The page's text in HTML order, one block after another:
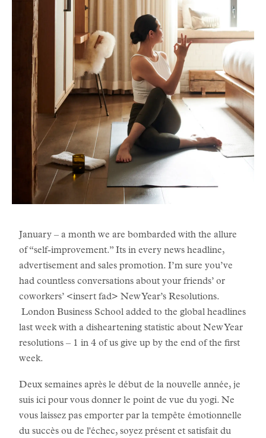
January – a month we are bombarded with the allure
of “self-improvement.” Its in every news headline,
advertisement and sales promotion. I’m sure you’ve
had countless conversations about your friends’ or
coworkers’ <insert fad> New Year’s Resolutions.
London Business School added to the global headlines
last week with a disheartening statistic about New Year
resolutions – 1 in 4 of us give up by the end of the first
week.
Deux semaines après le début de la nouvelle année, je
suis ici pour vous donner le point de vue du yogi. Ne
vous laissez pas emporter par la tempête émotionnelle
du succès ou de l'échec, soyez présent et satisfait du